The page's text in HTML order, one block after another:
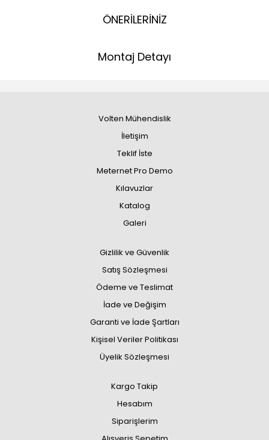
ÖNERİLERİNİZ
Montaj Detayı
Volten Mühendislik
İletişim
Teklif İste
Meternet Pro Demo
Kılavuzlar
Katalog
Galeri
Gizlilik ve Güvenlik
Satış Sözleşmesi
Ödeme ve Teslimat
İade ve Değişim
Garanti ve İade Şartları
Kişisel Veriler Politikası
Üyelik Sözleşmesi
Kargo Takip
Hesabım
Siparişlerim